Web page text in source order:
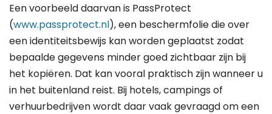
Een voorbeeld daarvan is PassProtect
(www.passprotect.nl), een beschermfolie die over
een identiteitsbewijs kan worden geplaatst zodat
bepaalde gegevens minder goed zichtbaar zijn bij
het kopiëren. Dat kan vooral praktisch zijn wanneer u
in het buitenland reist. Bij hotels, campings of
verhuurbedrijven wordt daar vaak gevraagd om een